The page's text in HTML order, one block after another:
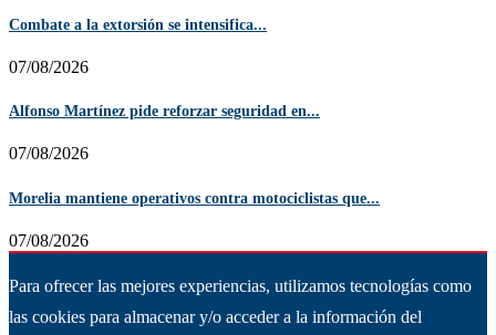
Combate a la extorsión se intensifica...
07/08/2026
Alfonso Martínez pide reforzar seguridad en...
07/08/2026
Morelia mantiene operativos contra motociclistas que...
07/08/2026
Para ofrecer las mejores experiencias, utilizamos tecnologías como
las cookies para almacenar y/o acceder a la información del